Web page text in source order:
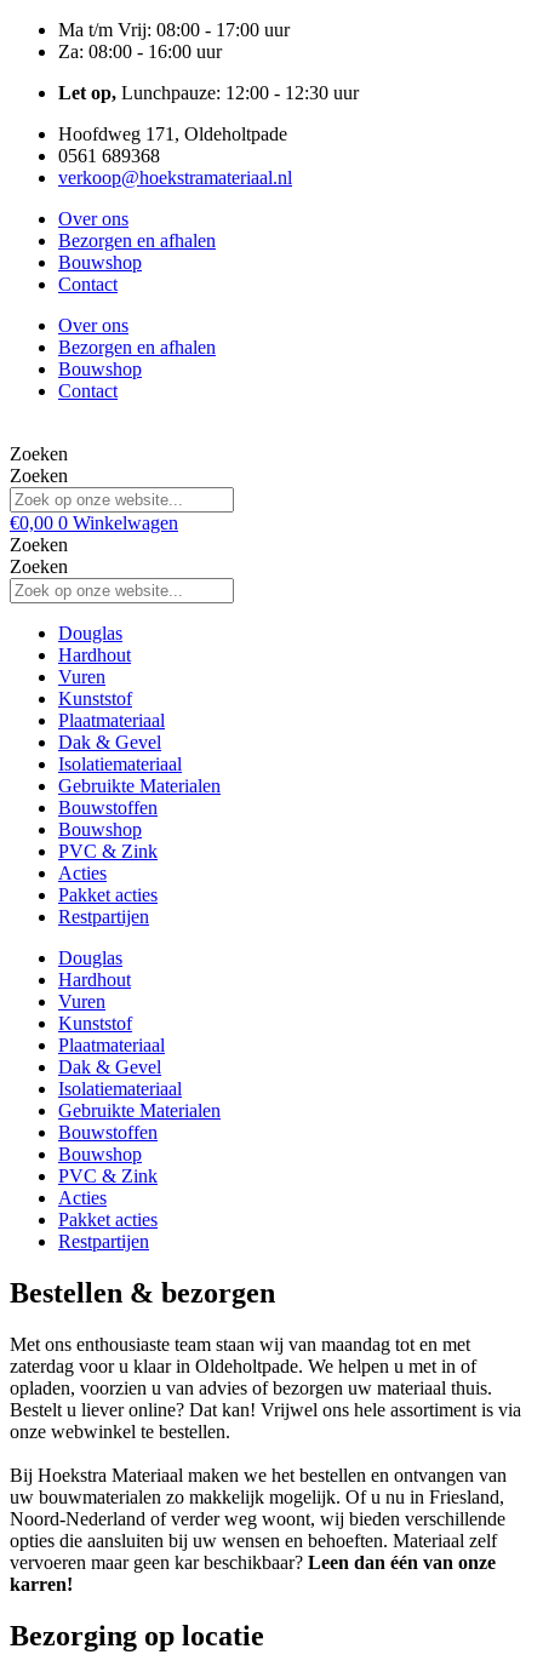
naar
inhoud
Ma t/m Vrij: 08:00 - 17:00 uur
Za: 08:00 - 16:00 uur
Let op, Lunchpauze: 12:00 - 12:30 uur
Hoofdweg 171, Oldeholtpade
0561 689368
verkoop@hoekstramateriaal.nl
Over ons
Bezorgen en afhalen
Bouwshop
Contact
Over ons
Bezorgen en afhalen
Bouwshop
Contact
Zoeken
Zoeken
€0,00 0 Winkelwagen
Zoeken
Zoeken
Douglas
Hardhout
Vuren
Kunststof
Plaatmateriaal
Dak & Gevel
Isolatiemateriaal
Gebruikte Materialen
Bouwstoffen
Bouwshop
PVC & Zink
Acties
Pakket acties
Restpartijen
Douglas
Hardhout
Vuren
Kunststof
Plaatmateriaal
Dak & Gevel
Isolatiemateriaal
Gebruikte Materialen
Bouwstoffen
Bouwshop
PVC & Zink
Acties
Pakket acties
Restpartijen
Bestellen & bezorgen
Met ons enthousiaste team staan wij van maandag tot en met
zaterdag voor u klaar in Oldeholtpade. We helpen u met in of
opladen, voorzien u van advies of bezorgen uw materiaal thuis.
Bestelt u liever online? Dat kan! Vrijwel ons hele assortiment is via
onze webwinkel te bestellen.
Bij Hoekstra Materiaal maken we het bestellen en ontvangen van
uw bouwmaterialen zo makkelijk mogelijk. Of u nu in Friesland,
Noord-Nederland of verder weg woont, wij bieden verschillende
opties die aansluiten bij uw wensen en behoeften. Materiaal zelf
vervoeren maar geen kar beschikbaar? Leen dan één van onze
karren!
Bezorging op locatie